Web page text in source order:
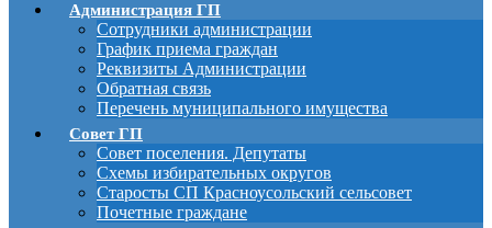
Администрация ГП
Сотрудники администрации
График приема граждан
Реквизиты Администрации
Обратная связь
Перечень муниципального имущества
Совет ГП
Совет поселения. Депутаты
Схемы избирательных округов
Старосты СП Красноусольский сельсовет
Почетные граждане